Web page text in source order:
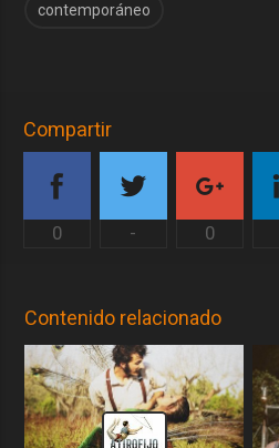
contemporáneo
Compartir
0 - 0
Contenido relacionado